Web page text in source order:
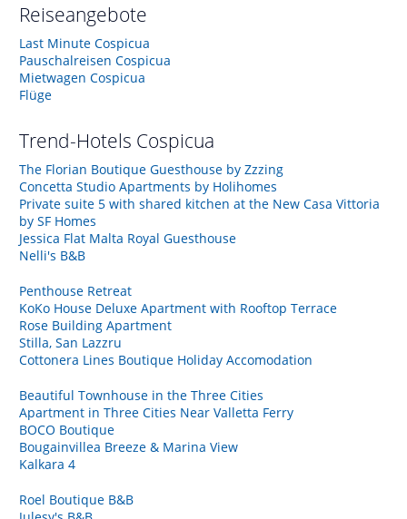
Reiseangebote
Last Minute Cospicua
Pauschalreisen Cospicua
Mietwagen Cospicua
Flüge
Trend-Hotels Cospicua
The Florian Boutique Guesthouse by Zzzing
Concetta Studio Apartments by Holihomes
Private suite 5 with shared kitchen at the New Casa Vittoria
by SF Homes
Jessica Flat Malta Royal Guesthouse
Nelli's B&B
Penthouse Retreat
KoKo House Deluxe Apartment with Rooftop Terrace
Rose Building Apartment
Stilla, San Lazzru
Cottonera Lines Boutique Holiday Accomodation
Beautiful Townhouse in the Three Cities
Apartment in Three Cities Near Valletta Ferry
BOCO Boutique
Bougainvillea Breeze & Marina View
Kalkara 4
Roel Boutique B&B